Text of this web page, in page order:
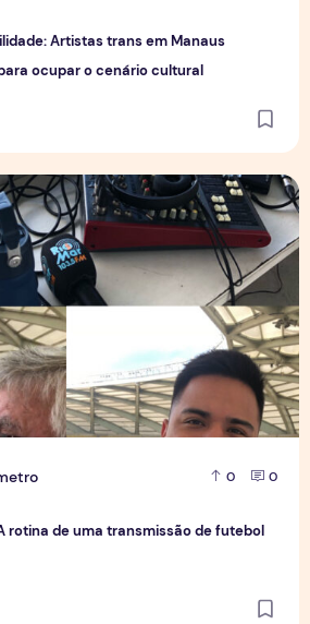
Artistas trans em Manaus
ocupar o cenário cultural
0 0
rotina de uma transmissão de futebol
rotina de uma transmissão de